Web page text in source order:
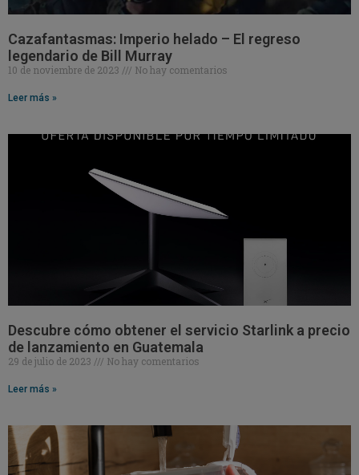
Cazafantasmas: Imperio helado – El regreso
legendario de Bill Murray
10 de noviembre de 2023 No hay comentarios
Leer más »
Descubre cómo obtener el servicio Starlink a precio
de lanzamiento en Guatemala
29 de julio de 2023 No hay comentarios
Leer más »